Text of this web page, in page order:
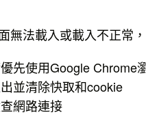
無法載入或載入不正常
先使用Google Chrome
並清除快取和cookie
網路連接